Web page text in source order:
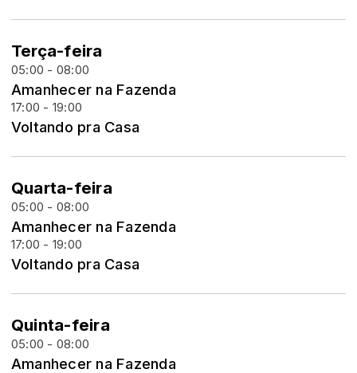
Terça-feira
05:00 - 08:00
Amanhecer na Fazenda
17:00 - 19:00
Voltando pra Casa
Quarta-feira
05:00 - 08:00
Amanhecer na Fazenda
17:00 - 19:00
Voltando pra Casa
Quinta-feira
05:00 - 08:00
Amanhecer na Fazenda